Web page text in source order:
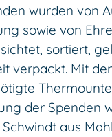
wurden von
sowie von
sortiert,
verpackt. Mit
der Spenden
aus